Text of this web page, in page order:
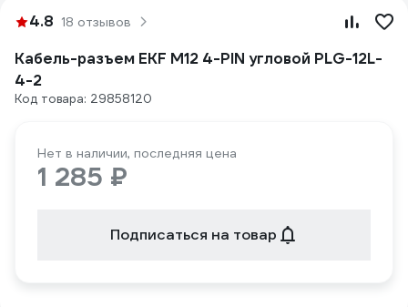
4.8 18 отзывов
Кабель-разъем EKF М12 4-PIN угловой PLG-12L-
4-2
Код товара: 29858120
Нет в наличии, последняя цена
1 285 ₽
Подписаться на товар